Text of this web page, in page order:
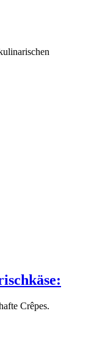
Crêpes.